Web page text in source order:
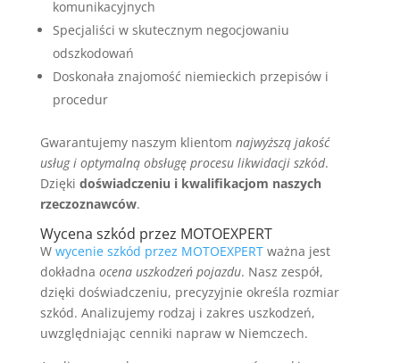
komunikacyjnych
Specjaliści w skutecznym negocjowaniu
odszkodowań
Doskonała znajomość niemieckich przepisów i
procedur
Gwarantujemy naszym klientom najwyższą jakość
usług i optymalną obsługę procesu likwidacji szkód.
Dzięki doświadczeniu i kwalifikacjom naszych
rzeczoznawców.
Wycena szkód przez MOTOEXPERT
W wycenie szkód przez MOTOEXPERTważna jest
dokładna ocena uszkodzeń pojazdu. Nasz zespół,
dzięki doświadczeniu, precyzyjnie określa rozmiar
szkód. Analizujemy rodzaj i zakres uszkodzeń,
uwzględniając cenniki napraw w Niemczech.